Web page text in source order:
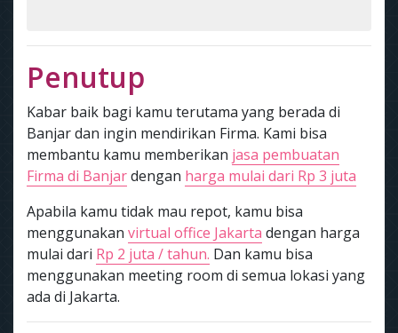
Penutup
Kabar baik bagi kamu terutama yang berada di
Banjar dan ingin mendirikan Firma. Kami bisa
membantu kamu memberikan jasa pembuatan
Firma di Banjardengan harga mulai dari Rp 3 juta
Apabila kamu tidak mau repot, kamu bisa
menggunakan virtual office Jakarta dengan harga
mulai dari Rp 2 juta / tahun. Dan kamu bisa
menggunakan meeting room di semua lokasi yang
ada di Jakarta.